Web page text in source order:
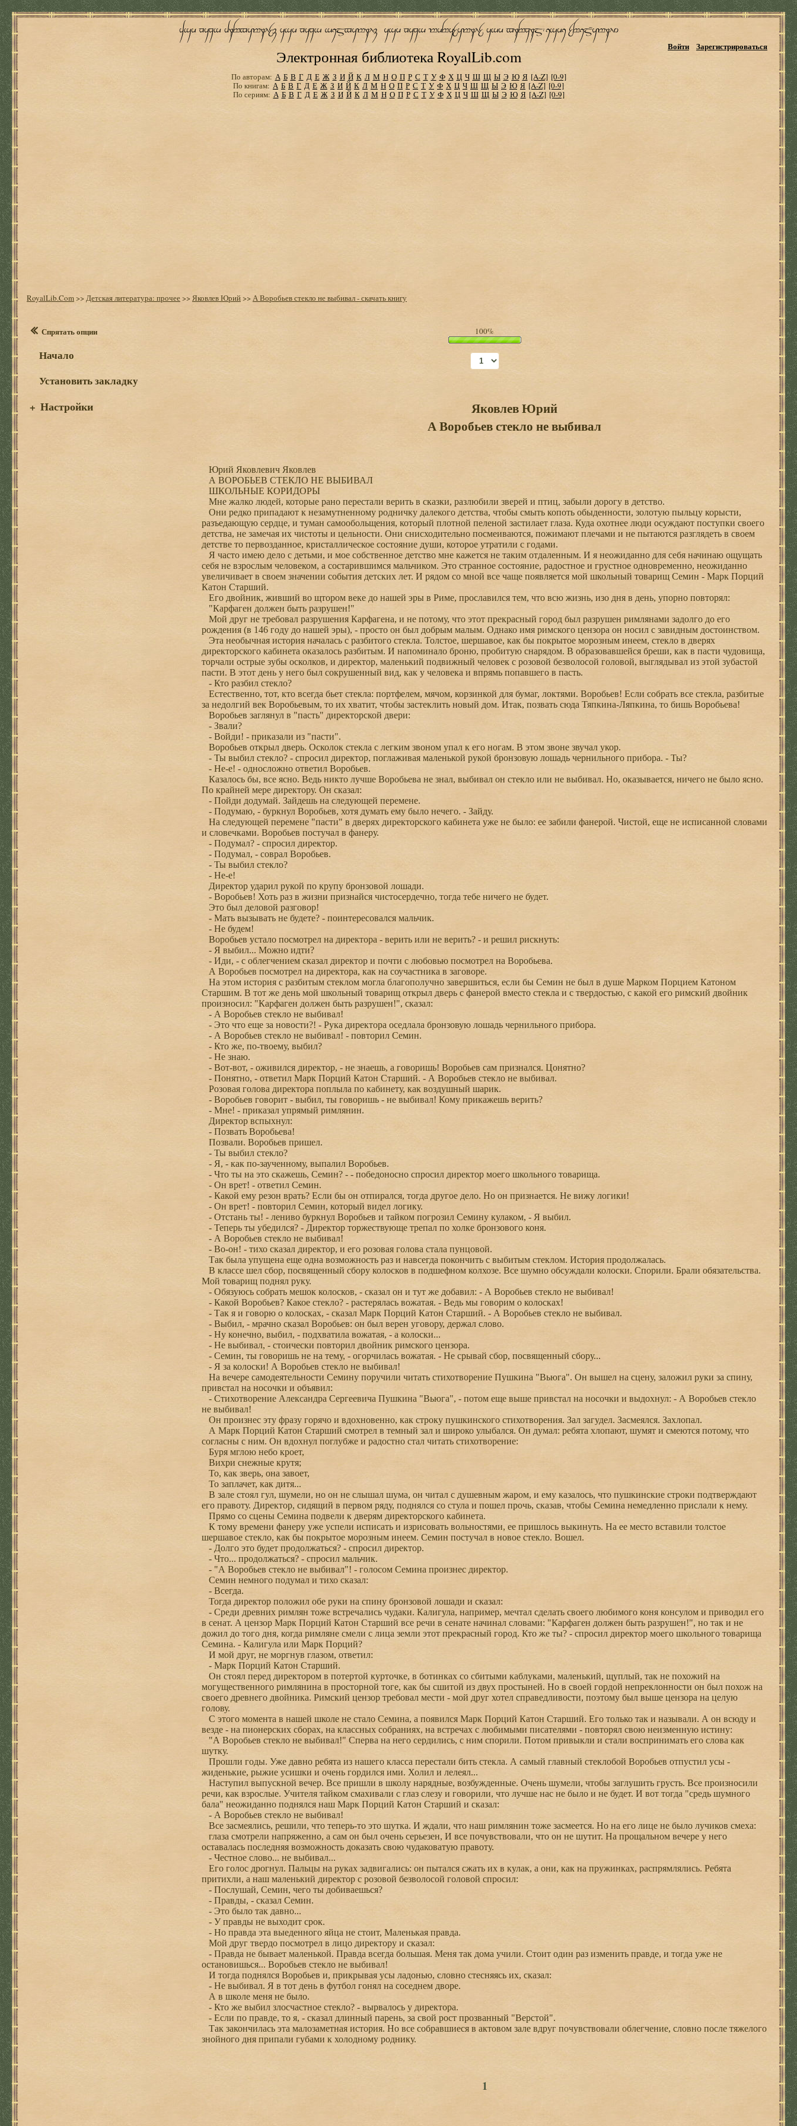
Электронная библиотека RoyalLib.com
Войти Зарегистрироваться
По авторам: А Б В Г Д Е Ж З И Й К Л М Н О П Р С Т У Ф Х Ц Ч Ш Щ Ы Э Ю Я [A-Z] [0-9]
По книгам: А Б В Г Д Е Ж З И Й К Л М Н О П Р С Т У Ф Х Ц Ч Ш Щ Ы Э Ю Я [A-Z] [0-9]
По сериям: А Б В Г Д Е Ж З И Й К Л М Н О П Р С Т У Ф Х Ц Ч Ш Щ Ы Э Ю Я [A-Z] [0-9]
RoyalLib.Com>>Детская литература: прочее>> Яковлев Юрий>>А Воробьев стекло не выбивал - скачать книгу
Спрятать опции
Начало
Установить закладку
+ Настройки
100%
Яковлев Юрий
А Воробьев стекло не выбивал
Юрий Яковлевич Яковлев
А ВОРОБЬЕВ СТЕКЛО НЕ ВЫБИВАЛ
ШКОЛЬНЫЕ КОРИДОРЫ
Мне жалко людей, которые рано перестали верить в сказки, разлюбили зверей и птиц, забыли дорогу в детство.
Они редко припадают к незамутненному родничку далекого детства, чтобы смыть копоть обыденности, золотую пыльцу корысти,
разъедающую сердце, и туман самообольщения, который плотной пеленой застилает глаза. Куда охотнее люди осуждают поступки своего
детства, не замечая их чистоты и цельности. Они снисходительно посмеиваются, пожимают плечами и не пытаются разглядеть в своем
детстве то первозданное, кристаллическое состояние души, которое утратили с годами.
Я часто имею дело с детьми, и мое собственное детство мне кажется не таким отдаленным. И я неожиданно для себя начинаю ощущать
себя не взрослым человеком, а состарившимся мальчиком. Это странное состояние, радостное и грустное одновременно, неожиданно
увеличивает в своем значении события детских лет. И рядом со мной все чаще появляется мой школьный товарищ Семин - Марк Порций
Катон Старший.
Его двойник, живший во щтором веке до нашей эры в Риме, прославился тем, что всю жизнь, изо дня в день, упорно повторял:
"Карфаген должен быть разрушен!"
Мой друг не требовал разрушения Карфагена, и не потому, что этот прекрасный город был разрушен римлянами задолго до его
рождения (в 146 году до нашей эры), - просто он был добрым малым. Однако имя римского цензора он носил с завидным достоинством.
Эта необычная история началась с разбитого стекла. Толстое, шершавое, как бы покрытое морозным инеем, стекло в дверях
директорского кабинета оказалось разбитым. И напоминало броню, пробитую снарядом. В образовавшейся бреши, как в пасти чудовища,
торчали острые зубы осколков, и директор, маленький подвижный человек с розовой безволосой головой, выглядывал из этой зубастой
пасти. В этот день у него был сокрушенный вид, как у человека и впрямь попавшего в пасть.
- Кто разбил стекло?
Естественно, тот, кто всегда бьет стекла: портфелем, мячом, корзинкой для бумаг, локтями. Воробьев! Если собрать все стекла, разбитые
за недолгий век Воробьевым, то их хватит, чтобы застеклить новый дом. Итак, позвать сюда Тяпкина-Ляпкина, то бишь Воробьева!
Воробьев заглянул в "пасть" директорской двери:
- Звали?
- Войди! - приказали из "пасти".
Воробьев открыл дверь. Осколок стекла с легким звоном упал к его ногам. В этом звоне звучал укор.
- Ты выбил стекло? - спросил директор, поглаживая маленькой рукой бронзовую лошадь чернильного прибора. - Ты?
- Не-е! - односложно ответил Воробьев.
Казалось бы, все ясно. Ведь никто лучше Воробьева не знал, выбивал он стекло или не выбивал. Но, оказывается, ничего не было ясно.
По крайней мере директору. Он сказал:
- Пойди додумай. Зайдешь на следующей перемене.
- Подумаю, - буркнул Воробьев, хотя думать ему было нечего. - Зайду.
На следующей перемене "пасти" в дверях директорского кабинета уже не было: ее забили фанерой. Чистой, еще не исписанной словами
и словечками. Воробьев постучал в фанеру.
- Подумал? - спросил директор.
- Подумал, - соврал Воробьев.
- Ты выбил стекло?
- Не-е!
Директор ударил рукой по крупу бронзовой лошади.
- Воробьев! Хоть раз в жизни признайся чистосердечно, тогда тебе ничего не будет.
Это был деловой разговор!
- Мать вызывать не будете? - поинтересовался мальчик.
- Не будем!
Воробьев устало посмотрел на директора - верить или не верить? - и решил рискнуть:
- Я выбил... Можно идти?
- Иди, - с облегчением сказал директор и почти с любовью посмотрел на Воробьева.
А Воробьев посмотрел на директора, как на соучастника в заговоре.
На этом история с разбитым стеклом могла благополучно завершиться, если бы Семин не был в душе Марком Порцием Катоном
Старшим. В тот же день мой школьный товарищ открыл дверь с фанерой вместо стекла и с твердостью, с какой его римский двойник
произносил: "Карфаген должен быть разрушен!", сказал:
- А Воробьев стекло не выбивал!
- Это что еще за новости?! - Рука директора оседлала бронзовую лошадь чернильного прибора.
- А Воробьев стекло не выбивал! - повторил Семин.
- Кто же, по-твоему, выбил?
- Не знаю.
- Вот-вот, - оживился директор, - не знаешь, а говоришь! Воробьев сам признался. Цонятно?
- Понятно, - ответил Марк Порций Катон Старший. - А Воробьев стекло не выбивал.
Розовая голова директора поплыла по кабинету, как воздушный шарик.
- Воробьев говорит - выбил, ты говоришь - не выбивал! Кому прикажешь верить?
- Мне! - приказал упрямый римлянин.
Директор вспыхнул:
- Позвать Воробьева!
Позвали. Воробьев пришел.
- Ты выбил стекло?
- Я, - как по-заученному, выпалил Воробьев.
- Что ты на это скажешь, Семин? - - победоносно спросил директор моего школьного товарища.
- Он врет! - ответил Семин.
- Какой ему резон врать? Если бы он отпирался, тогда другое дело. Но он признается. Не вижу логики!
- Он врет! - повторил Семин, который видел логику.
- Отстань ты! - лениво буркнул Воробьев и тайком погрозил Семину кулаком, - Я выбил.
- Теперь ты убедился? - Директор торжествующе трепал по холке бронзового коня.
- А Воробьев стекло не выбивал!
- Во-он! - тихо сказал директор, и его розовая голова стала пунцовой.
Так была упущена еще одна возможность раз и навсегда покончить с выбитым стеклом. История продолжалась.
В классе шел сбор, посвященный сбору колосков в подшефном колхозе. Все шумно обсуждали колоски. Спорили. Брали обязательства.
Мой товарищ поднял руку.
- Обязуюсь собрать мешок колосков, - сказал он и тут же добавил: - А Воробьев стекло не выбивал!
- Какой Воробьев? Какое стекло? - растерялась вожатая. - Ведь мы говорим о колосках!
- Так я и говорю о колосках, - сказал Марк Порций Катон Старший. - А Воробьев стекло не выбивал.
- Выбил, - мрачно сказал Воробьев: он был верен уговору, держал слово.
- Ну конечно, выбил, - подхватила вожатая, - а колоски...
- Не выбивал, - стоически повторил двойник римского цензора.
- Семин, ты говоришь не на тему, - огорчилась вожатая. - Не срывай сбор, посвященный сбору...
- Я за колоски! А Воробьев стекло не выбивал!
На вечере самодеятельности Семину поручили читать стихотворение Пушкина "Вьюга". Он вышел на сцену, заложил руки за спину,
привстал на носочки и объявил:
- Стихотворение Александра Сергеевича Пушкина "Вьюга", - потом еще выше привстал на носочки и выдохнул: - А Воробьев стекло
не выбивал!
Он произнес эту фразу горячо и вдохновенно, как строку пушкинского стихотворения. Зал загудел. Засмеялся. Захлопал.
А Марк Порций Катон Старший смотрел в темный зал и широко улыбался. Он думал: ребята хлопают, шумят и смеются потому, что
согласны с ним. Он вдохнул поглубже и радостно стал читать стихотворение:
Буря мглою небо кроет,
Вихри снежные крутя;
То, как зверь, она завоет,
То заплачет, как дитя...
В зале стоял гул, шумели, но он не слышал шума, он читал с душевным жаром, и ему казалось, что пушкинские строки подтверждают
его правоту. Директор, сидящий в первом ряду, поднялся со стула и пошел прочь, сказав, чтобы Семина немедленно прислали к нему.
Прямо со сцены Семина подвели к дверям директорского кабинета.
К тому времени фанеру уже успели исписать и изрисовать вольностями, ее пришлось выкинуть. На ее место вставили толстое
шершавое стекло, как бы покрытое морозным инеем. Семин постучал в новое стекло. Вошел.
- Долго это будет продолжаться? - спросил директор.
- Что... продолжаться? - спросил мальчик.
- "А Воробьев стекло не выбивал"! - голосом Семина произнес директор.
Семин немного подумал и тихо сказал:
- Всегда.
Тогда директор положил обе руки на спину бронзовой лошади и сказал:
- Среди древних римлян тоже встречались чудаки. Калигула, например, мечтал сделать своего любимого коня консулом и приводил его
в сенат. А цензор Марк Порций Катон Старший все речи в сенате начинал словами: "Карфаген должен быть разрушен!", но так и не
дожил до того дня, когда римляне смели с лица земли этот прекрасный город. Кто же ты? - спросил директор моего школьного товарища
Семина. - Калигула или Марк Порций?
И мой друг, не моргнув глазом, ответил:
- Марк Порций Катон Старший.
Он стоял перед директором в потертой курточке, в ботинках со сбитыми каблуками, маленький, щуплый, так не похожий на
могущественного римлянина в просторной тоге, как бы сшитой из двух простыней. Но в своей гордой непреклонности он был похож на
своего древнего двойника. Римский цензор требовал мести - мой друг хотел справедливости, поэтому был выше цензора на целую
голову.
С этого момента в нашей школе не стало Семина, а появился Марк Порций Катон Старший. Его только так и называли. А он всюду и
везде - на пионерских сборах, на классных собраниях, на встречах с любимыми писателями - повторял свою неизменную истину:
"А Воробьев стекло не выбивал!" Сперва на него сердились, с ним спорили. Потом привыкли и стали воспринимать его слова как
шутку.
Прошли годы. Уже давно ребята из нашего класса перестали бить стекла. А самый главный стеклобой Воробьев отпустил усы -
жиденькие, рыжие усишки и очень гордился ими. Холил и лелеял...
Наступил выпускной вечер. Все пришли в школу нарядные, возбужденные. Очень шумели, чтобы заглушить грусть. Все произносили
речи, как взрослые. Учителя тайком смахивали с глаз слезу и говорили, что лучше нас не было и не будет. И вот тогда "средь шумного
бала" неожиданно поднялся наш Марк Порций Катон Старший и сказал:
- А Воробьев стекло не выбивал!
Все засмеялись, решили, что теперь-то это шутка. И ждали, что наш римлянин тоже засмеется. Но на его лице не было лучиков смеха:
глаза смотрели напряженно, а сам он был очень серьезен, И все почувствовали, что он не шутит. На прощальном вечере у него
оставалась последняя возможность доказать свою чудаковатую правоту.
- Честное слово... не выбивал...
Его голос дрогнул. Пальцы на руках задвигались: он пытался сжать их в кулак, а они, как на пружинках, распрямлялись. Ребята
притихли, а наш маленький директор с розовой безволосой головой спросил:
- Послушай, Семин, чего ты добиваешься?
- Правды, - сказал Семин.
- Это было так давно...
- У правды не выходит срок.
- Но правда эта выеденного яйца не стоит, Маленькая правда.
Мой друг твердо посмотрел в лицо директору и сказал:
- Правда не бывает маленькой. Правда всегда большая. Меня так дома учили. Стоит один раз изменить правде, и тогда уже не
остановишься... Воробьев стекло не выбивал!
И тогда поднялся Воробьев и, прикрывая усы ладонью, словно стесняясь их, сказал:
- Не выбивал. Я в тот день в футбол гонял на соседнем дворе.
А в школе меня не было.
- Кто же выбил злосчастное стекло? - вырвалось у директора.
- Если по правде, то я, - сказал длинный парень, за свой рост прозванный "Верстой".
Так закончилась эта малозаметная история. Но все собравшиеся в актовом зале вдруг почувствовали облегчение, словно после тяжелого
знойного дня припали губами к холодному роднику.
1